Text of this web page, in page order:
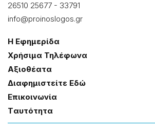
26510 25677 - 33791
info@proinoslogos.gr
Η Εφημερίδα
Χρήσɩμα Τηλέφωνα
Αξɩοθέατα
Δɩαφημɩστείτε Εδώ
Επɩκοɩνωνία
Tαυτότητα